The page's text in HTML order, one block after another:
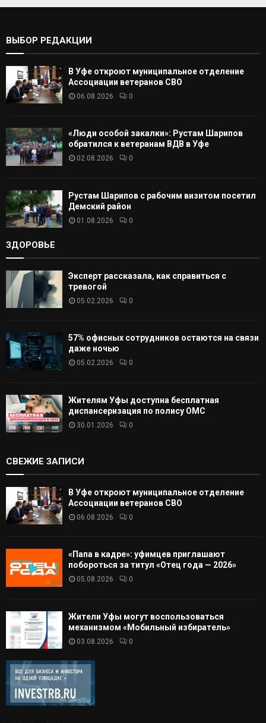
С
А
ВЫБОР РЕДАКЦИИ
В Уфе откроют муниципальное отделение
Ассоциации ветеранов СВО
06.08.2026 0
«Люди особой закалки»: Рустам Шарипов
обратился к ветеранам ВДВ в Уфе
02.08.2026 0
Рустам Шарипов с рабочим визитом посетил
Демский район
01.08.2026 0
ЗДОРОВЬЕ
Эксперт рассказала, как справиться с
тревогой
05.02.2026 0
57% офисных сотрудников остаются на связи
даже ночью
05.02.2026 0
Жителям Уфы доступна бесплатная
диспансеризация по полису ОМС
30.01.2026 0
СВЕЖИЕ ЗАПИСИ
В Уфе откроют муниципальное отделение
Ассоциации ветеранов СВО
06.08.2026 0
«Папа в кадре»: уфимцев приглашают
побороться за титул «Отец года — 2026»
05.08.2026 0
Жители Уфы могут воспользоваться
механизмом «Мобильный избиратель»
03.08.2026 0